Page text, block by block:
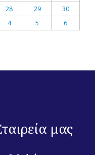
28 29
30
4 5 6
μας